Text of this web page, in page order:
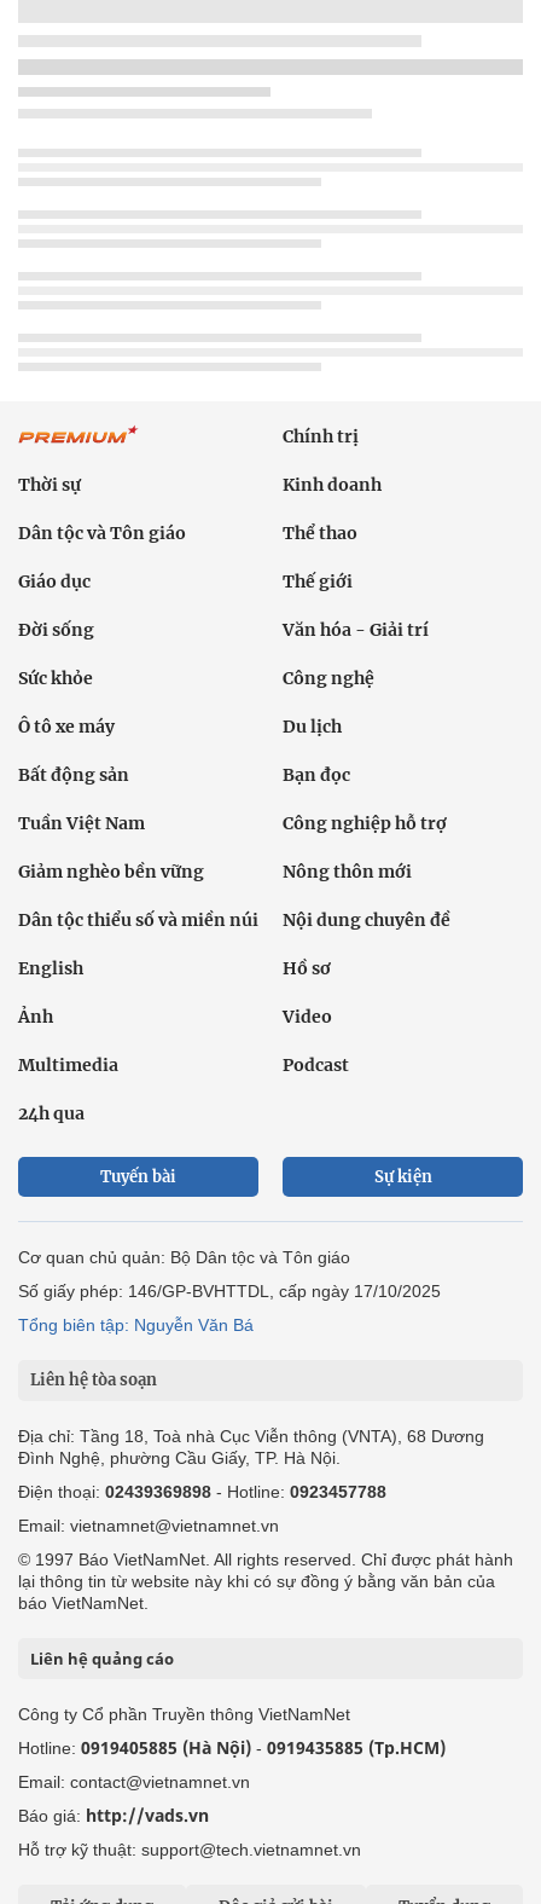
Chính trị
Thời sự Kinh doanh
Dân tộc và Tôn giáo Thể thao
Giáo dục Thế giới
Đời sống Văn hóa - Giải trí
Sức khỏe Công nghệ
Ô tô xe máy Du lịch
Bất động sản Bạn đọc
Tuần Việt Nam Công nghiệp hỗ trợ
Giảm nghèo bền vững Nông thôn mới
Dân tộc thiểu số và miền núi Nội dung chuyên đề
English Hồ sơ
Ảnh Video
Multimedia Podcast
24h qua
Tuyến bài Sự kiện
Cơ quan chủ quản: Bộ Dân tộc và Tôn giáo
Số giấy phép: 146/GP-BVHTTDL, cấp ngày 17/10/2025
Tổng biên tập: Nguyễn Văn Bá
Liên hệ tòa soạn
Địa chỉ: Tầng 18, Toà nhà Cục Viễn thông (VNTA), 68 Dương
Đình Nghệ, phường Cầu Giấy, TP. Hà Nội.
Điện thoại: 02439369898 - Hotline: 0923457788
Email: vietnamnet@vietnamnet.vn
© 1997 Báo VietNamNet. All rights reserved. Chỉ được phát hành
lại thông tin từ website này khi có sự đồng ý bằng văn bản của
báo VietNamNet.
Liên hệ quảng cáo
Công ty Cổ phần Truyền thông VietNamNet
Hotline: 0919405885 (Hà Nội) - 0919435885 (Tp.HCM)
Email: contact@vietnamnet.vn
Báo giá: http://vads.vn
Hỗ trợ kỹ thuật: support@tech.vietnamnet.vn